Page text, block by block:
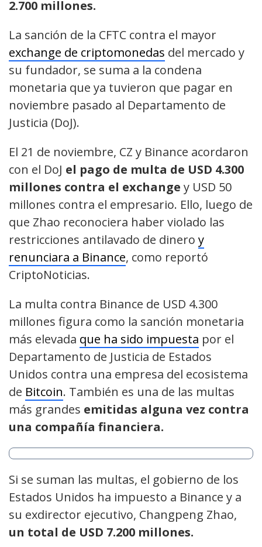
2.700 millones.
La sanción de la CFTC contra el mayor
exchange de criptomonedas del mercado y
su fundador, se suma a la condena
monetaria que ya tuvieron que pagar en
noviembre pasado al Departamento de
Justicia (DoJ).
El 21 de noviembre, CZ y Binance acordaron
con el DoJ el pago de multa de USD 4.300
millones contra el exchange y USD 50
millones contra el empresario. Ello, luego de
que Zhao reconociera haber violado las
restricciones antilavado de dinero y
renunciara a Binance, como reportó
CriptoNoticias.
La multa contra Binance de USD 4.300
millones figura como la sanción monetaria
más elevada que ha sido impuesta por el
Departamento de Justicia de Estados
Unidos contra una empresa del ecosistema
de Bitcoin. También es una de las multas
más grandes emitidas alguna vez contra
una compañía financiera.
Si se suman las multas, el gobierno de los
Estados Unidos ha impuesto a Binance y a
su exdirector ejecutivo, Changpeng Zhao,
un total de USD 7.200 millones.